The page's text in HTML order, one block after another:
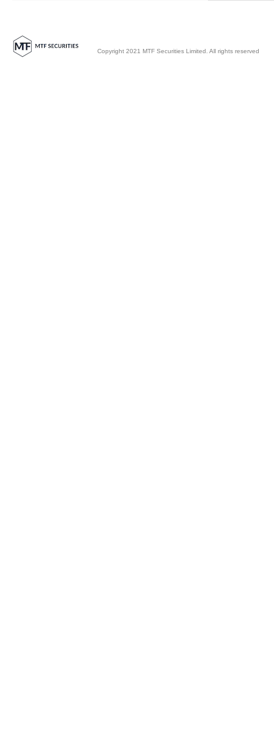
Copyright 2021 MTF Securities Limited. All rights reserved